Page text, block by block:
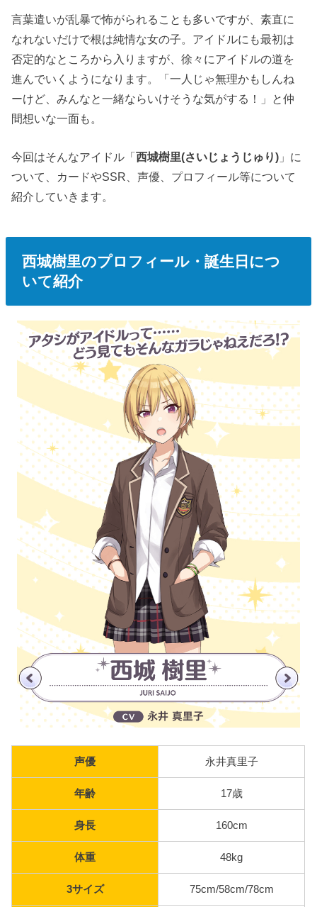
言葉遣いが乱暴で怖がられることも多いですが、素直に
なれないだけで根は純情な女の子。アイドルにも最初は
否定的なところから入りますが、徐々にアイドルの道を
進んでいくようになります。「一人じゃ無理かもしんね
ーけど、みんなと一緒ならいけそうな気がする！」と仲
間想いな一面も。
今回はそんなアイドル「西城樹里(さいじょうじゅり) 」に
ついて、カードやSSR、声優、プロフィール等について
紹介していきます。
西城樹里のプロフィール・誕生日につ
いて紹介
声優 永井真里子
年齢 17歳
身長 160cm
体重 48kg
3サイズ 75cm/58cm/78cm